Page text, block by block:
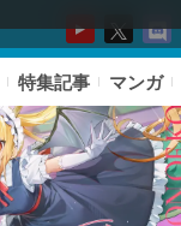
特集記事 マンガ